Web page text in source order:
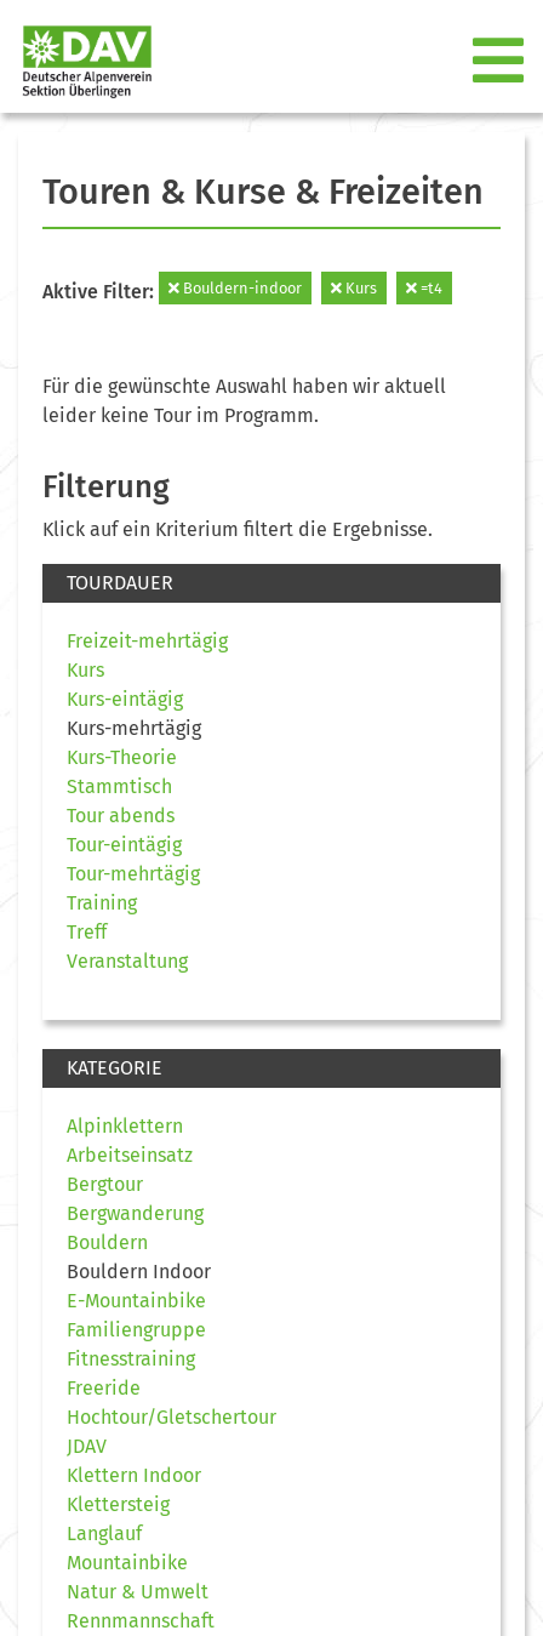
Touren & Kurse & Freizeiten
Aktive Filter: Bouldern-indoor Kurs =t4
Für die gewünschte Auswahl haben wir aktuell
leider keine Tour im Programm.
Filterung
Klick auf ein Kriterium filtert die Ergebnisse.
TOURDAUER
Freizeit-mehrtägig
Kurs
Kurs-eintägig
Kurs-mehrtägig
Kurs-Theorie
Stammtisch
Tour abends
Tour-eintägig
Tour-mehrtägig
Training
Treff
Veranstaltung
KATEGORIE
Alpinklettern
Arbeitseinsatz
Bergtour
Bergwanderung
Bouldern
Bouldern Indoor
E-Mountainbike
Familiengruppe
Fitnesstraining
Freeride
Hochtour/Gletschertour
JDAV
Klettern Indoor
Klettersteig
Langlauf
Mountainbike
Natur & Umwelt
Rennmannschaft